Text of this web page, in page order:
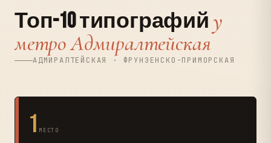
Топ-10 типографийу
метро Адмиралтейская
АДМИРАЛТЕЙСКАЯ · ФРУНЗЕНСКО-ПРИМОРСКАЯ
1 МЕСТО